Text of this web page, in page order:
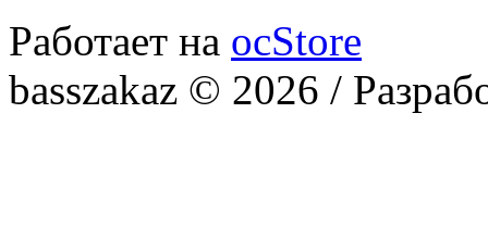
Работает на ocStore
basszakaz © 2026 /